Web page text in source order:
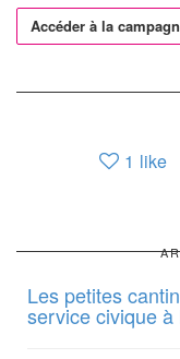
Accéder à la
1 like
Les petites
service civique à